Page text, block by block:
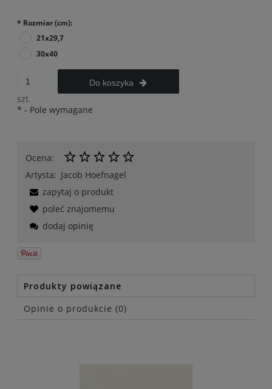
* Rozmiar (cm):
21x29,7
30x40
szt.
Do koszyka
* - Pole wymagane
Ocena:
Artysta: Jacob Hoefnagel
zapytaj o produkt
poleć znajomemu
dodaj opinię
Produkty powiązane
Opinie o produkcie (0)